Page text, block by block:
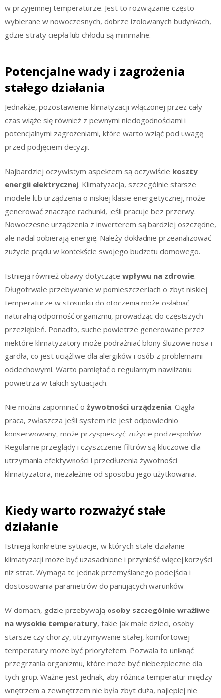
w przyjemnej temperaturze. Jest to rozwiązanie często
wybierane w nowoczesnych, dobrze izolowanych budynkach,
gdzie straty ciepła lub chłodu są minimalne.
Potencjalne wady i zagrożenia
stałego działania
Jednakże, pozostawienie klimatyzacji włączonej przez cały
czas wiąże się również z pewnymi niedogodnościami i
potencjalnymi zagrożeniami, które warto wziąć pod uwagę
przed podjęciem decyzji.
Najbardziej oczywistym aspektem są oczywiście koszty
energii elektrycznej. Klimatyzacja, szczególnie starsze
modele lub urządzenia o niskiej klasie energetycznej, może
generować znaczące rachunki, jeśli pracuje bez przerwy.
Nowoczesne urządzenia z inwerterem są bardziej oszczędne,
ale nadal pobierają energię. Należy dokładnie przeanalizować
zużycie prądu w kontekście swojego budżetu domowego.
Istnieją również obawy dotyczące wpływu na zdrowie.
Długotrwałe przebywanie w pomieszczeniach o zbyt niskiej
temperaturze w stosunku do otoczenia może osłabiać
naturalną odporność organizmu, prowadząc do częstszych
przeziębień. Ponadto, suche powietrze generowane przez
niektóre klimatyzatory może podrażniać błony śluzowe nosa i
gardła, co jest uciążliwe dla alergików i osób z problemami
oddechowymi. Warto pamiętać o regularnym nawilżaniu
powietrza w takich sytuacjach.
Nie można zapominać o żywotności urządzenia. Ciągła
praca, zwłaszcza jeśli system nie jest odpowiednio
konserwowany, może przyspieszyć zużycie podzespołów.
Regularne przeglądy i czyszczenie filtrów są kluczowe dla
utrzymania efektywności i przedłużenia żywotności
klimatyzatora, niezależnie od sposobu jego użytkowania.
Kiedy warto rozważyć stałe
działanie
Istnieją konkretne sytuacje, w których stałe działanie
klimatyzacji może być uzasadnione i przynieść więcej korzyści
niż strat. Wymaga to jednak przemyślanego podejścia i
dostosowania parametrów do panujących warunków.
W domach, gdzie przebywają osoby szczególnie wrażliwe
na wysokie temperatury, takie jak małe dzieci, osoby
starsze czy chorzy, utrzymywanie stałej, komfortowej
temperatury może być priorytetem. Pozwala to uniknąć
przegrzania organizmu, które może być niebezpieczne dla
tych grup. Ważne jest jednak, aby różnica temperatur między
wnętrzem a zewnętrzem nie była zbyt duża, najlepiej nie